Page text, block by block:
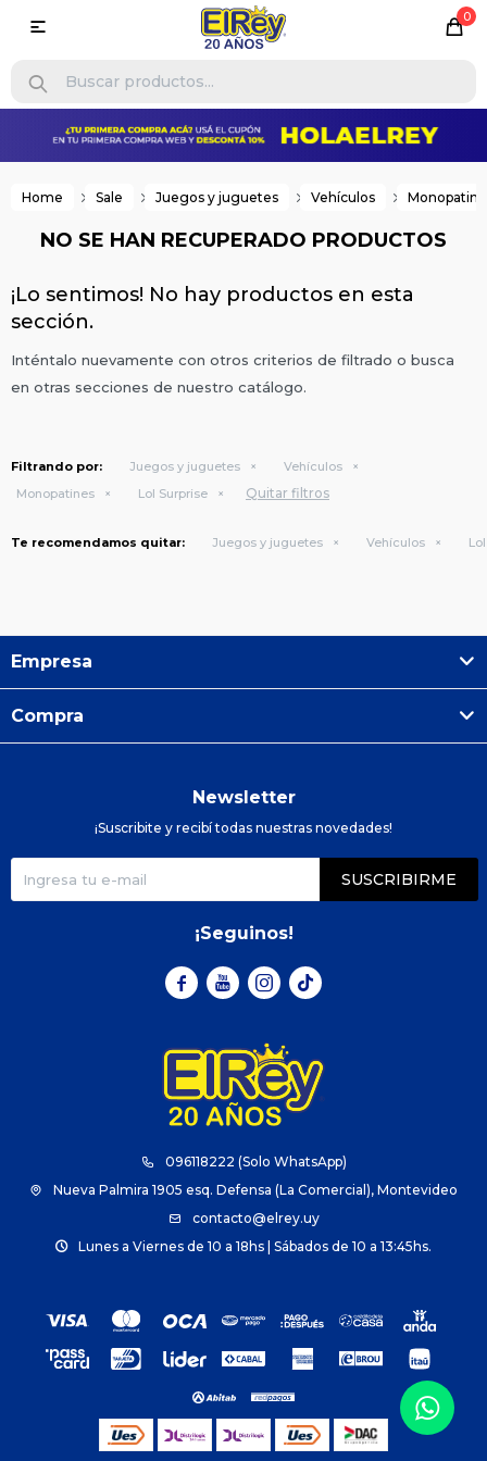
0

Home Sale Juegos y juguetes Vehículos
NO SE HAN RECUPERADO PRODUCTOS
¡Lo sentimos! No hay productos en esta
sección.
Inténtalo nuevamente con otros criterios de filtrado o busca
en otras secciones de nuestro catálogo.
Filtrando por: Juegos y juguetes
Vehículos
Monopatines
Lol Surprise Quitar filtros
Te recomendamos quitar: Juegos y juguetes Vehículos
096118222 (Solo WhatsApp)
Nueva Palmira 1905 esq. Defensa (La Comercial), Montevideo
contacto@elrey.uy
Lunes a Viernes de 10 a 18hs | Sábados de 10 a 13:45hs.
Empresa
Compra
Newsletter
¡Suscribite y recibí todas nuestras novedades!
SUSCRIBIRME
¡Seguinos!
  